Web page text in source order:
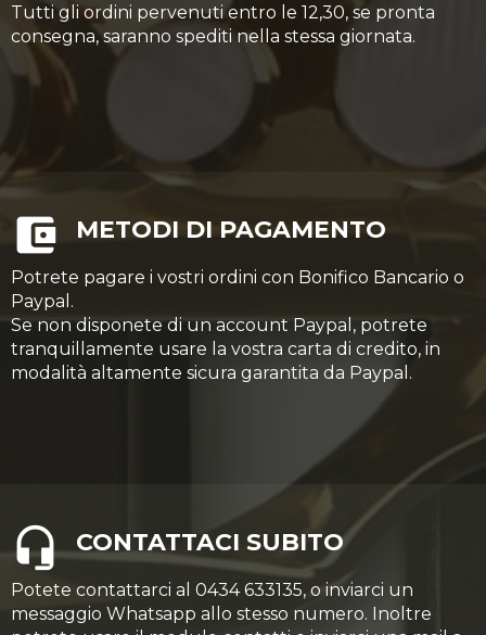
Tutti gli ordini pervenuti entro le 12,30, se pronta
consegna, saranno spediti nella stessa giornata.
METODI DI PAGAMENTO
Potrete pagare i vostri ordini con Bonifico Bancario o
Paypal.
Se non disponete di un account Paypal, potrete
tranquillamente usare la vostra carta di credito, in
modalità altamente sicura garantita da Paypal.
CONTATTACI SUBITO
Potete contattarci al 0434 633135, o inviarci un
messaggio Whatsapp allo stesso numero. Inoltre